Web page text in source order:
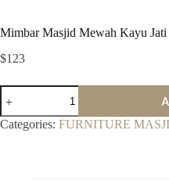
Mimbar Masjid Mewah Kayu Jati
$123
Mimbar
Masjid
Mewah
Kayu
Categories: FURNITURE